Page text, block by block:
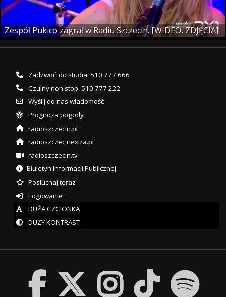
Zespół Pukico zagrał w Radiu Szczecin. [WIDEO, ZDJĘCIA]
Zadzwoń do studia: 510 777 666
Czujny non stop: 510 777 222
Wyślij do nas wiadomość
Prognoza pogody
radioszczecin.pl
radioszczecinextra.pl
radioszczecin.tv
Biuletyn Informacji Publicznej
Posłuchaj teraz
Logowanie
DUŻA CZCIONKA
DUŻY KONTRAST